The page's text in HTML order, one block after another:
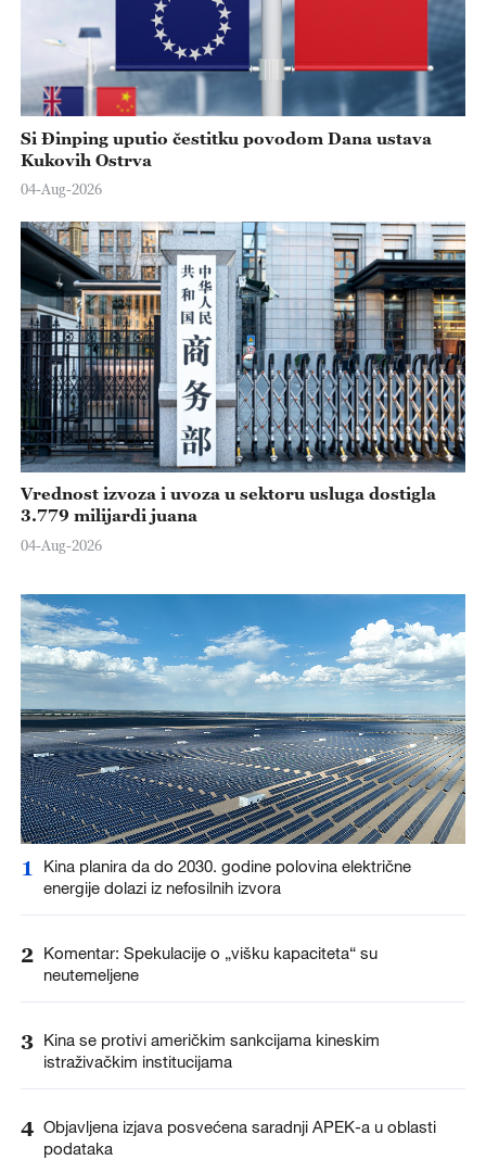
Si Đinping uputio čestitku povodom Dana ustava
Kukovih Ostrva
04-Aug-2026
Vrednost izvoza i uvoza u sektoru usluga dostigla
3.779 milijardi juana
04-Aug-2026
1
Kina planira da do 2030. godine polovina električne
energije dolazi iz nefosilnih izvora
2 Komentar: Spekulacije o „višku kapaciteta“ su
neutemeljene
3 Kina se protivi američkim sankcijama kineskim
istraživačkim institucijama
4 Objavljena izjava posvećena saradnji APEK-a u oblasti
podataka